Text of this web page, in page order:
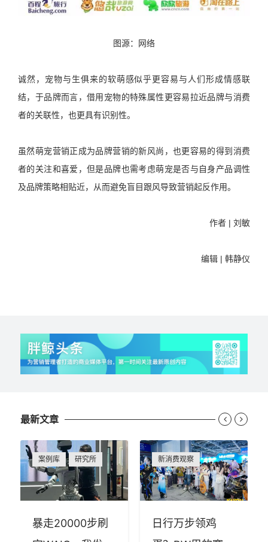
图源：网络
诚然，宠物与生俱来的软萌感似乎更容易与人们形成情感联
结，于品牌而言，借用宠物的特殊属性更容易拉近品牌与消费
者的关联性，也更具有识别性。
虽然萌宠营销正成为品牌营销的新风尚，也更容易的得到消费
者的关注和喜爱，但是品牌也需考虑萌宠是否与自身产品调性
及品牌策略相贴近，从而避免盲目跟风导致营销起反作用。
作者 | 刘敏
编辑 | 韩静仪
最新文章
案例库 研究所
暴走20000步刷
新消费观察
日行万步领鸡
 